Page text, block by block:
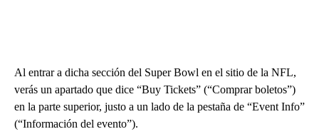
Al entrar a dicha sección del Super Bowl en el sitio de la NFL,
verás un apartado que dice “Buy Tickets” (“Comprar boletos”)
en la parte superior, justo a un lado de la pestaña de “Event Info”
(“Información del evento”).